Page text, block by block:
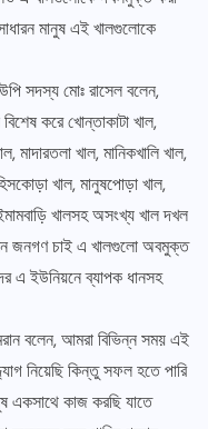
মানুষ এই খালগুলোকে
সদস্য মোঃ রাসেল বলেন,
করে খোন্তাকাটা খাল,
মাদারতলা খাল, মানিকখালি খাল,
খাল, মানুষপোড়া খাল,
খালসহ অসংখ্য খাল দখল
জনগণ চাই এ খালগুলো অবমুক্ত
ইউনিয়নে ব্যাপক ধানসহ
বলেন, আমরা বিভিন্ন সময় এই
নিয়েছি কিন্তু সফল হতে পারি
একসাথে কাজ করছি যাতে